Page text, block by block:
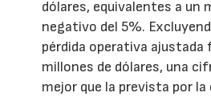
dólares, equivalentes a un
negativo del 5%.
pérdida operativa ajustada
millones de dólares, una
mejor que la prevista por la